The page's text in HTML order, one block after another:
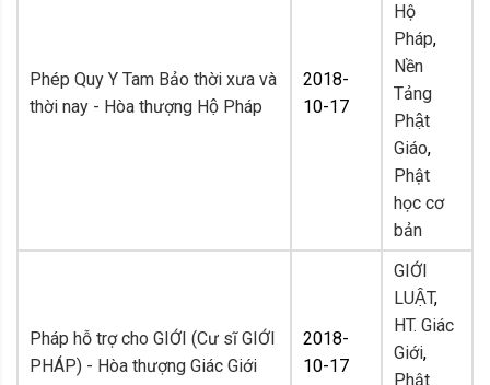
Phép Quy Y Tam Bảo thời xưa và
thời nay - Hòa thượng Hộ Pháp
2018-
10-17
Hộ
Pháp,
Nền
Tảng
Phật
Giáo,
Phật
học cơ
bản
Pháp hỗ trợ cho GIỚI (Cư sĩ GIỚI
PHÁP) - Hòa thượng Giác Giới
2018-
10-17
GIỚI
LUẬT,
HT. Giác
Giới,
Phật